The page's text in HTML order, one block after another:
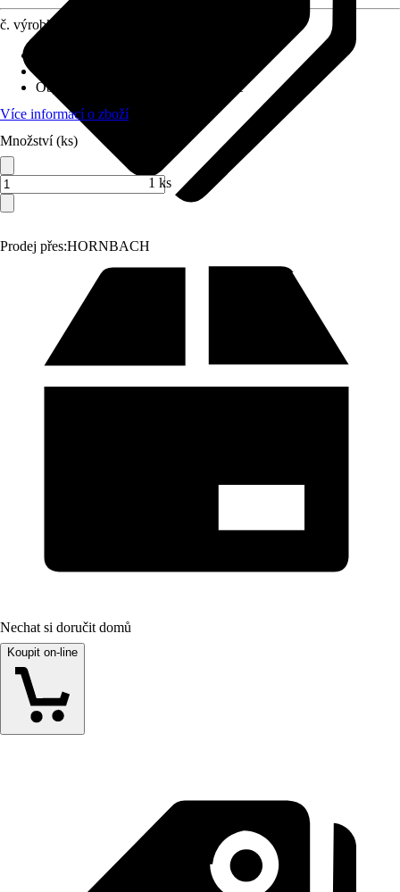
Prodej přes:HORNBACH
č. výrobku
Objímka
LED napevno zabudované
Více informací o zboží
Množství (ks)
1 ks
Nechat si doručit domů
Koupit on-line